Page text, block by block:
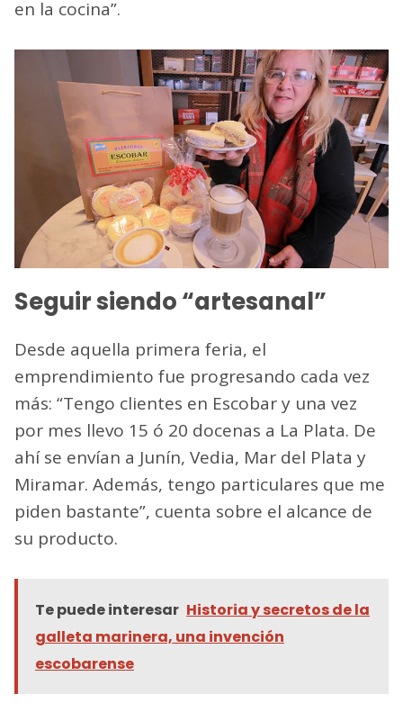
en la cocina”.
Seguir siendo “artesanal”
Desde aquella primera feria, el
emprendimiento fue progresando cada vez
más: “Tengo clientes en Escobar y una vez
por mes llevo 15 ó 20 docenas a La Plata. De
ahí se envían a Junín, Vedia, Mar del Plata y
Miramar. Además, tengo particulares que me
piden bastante”, cuenta sobre el alcance de
su producto.
Te puede interesar Historia y secretos de la
galleta marinera, una invención
escobarense